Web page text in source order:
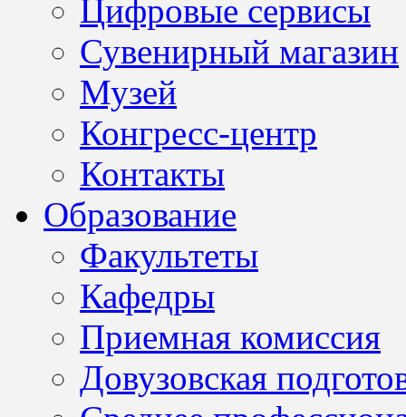
Цифровые сервисы
Сувенирный магазин
Музей
Конгресс-центр
Контакты
Образование
Факультеты
Кафедры
Приемная комиссия
Довузовская